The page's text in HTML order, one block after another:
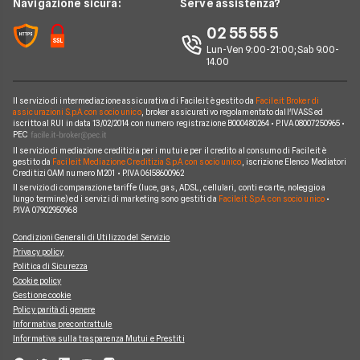
Ufficio Stampa
Servizio Clienti
Reclami
Mappa del sito
Facile.it Corporate
Facile.it Club
Lavora in Facile.it We're hiring!
Noleggio lungo termine veicoli commerciali
Jeep
Cupra
Scoprile tutte
AUDI SQ8
FORD Tourneo Courier
BMW Serie 3 SW
AUDI A3 Sportback
MINI Cooper
Scoprile tutte le offerte
Arval
Ayvens
UnipolRental
Tutte le compagnie
Navigazione sicura: Serve assistenza?
02 55 55 5
Lun-Ven 9:00-21:00; Sab 9.00-
14.00
Il servizio di intermediazione assicurativa di Facile.it è gestito da Facile.it Broker di
assicurazioni S.p.A. con socio unico, broker assicurativo regolamentato dall'IVASS ed
iscritto al RUI in data 13/02/2014 con numero registrazione B000480264 • P.IVA 08007250965 •
PEC
Il servizio di mediazione creditizia per i mutui e per il credito al consumo di Facile.it è
gestito da Facile.it Mediazione Creditizia S.p.A. con socio unico , iscrizione Elenco Mediatori
Creditizi OAM numero M201 • P.IVA 06158600962
Il servizio di comparazione tariffe (luce, gas, ADSL, cellulari, conti e carte, noleggio a
lungo termine) ed i servizi di marketing sono gestiti da Facile.it S.p.A. con socio unico•
P.IVA 07902950968
Condizioni Generali di Utilizzo del Servizio
Privacy policy
Politica di Sicurezza
Cookie policy
Gestione cookie
Policy parità di genere
Informativa precontrattule
Informativa sulla trasparenza Mutui e Prestiti